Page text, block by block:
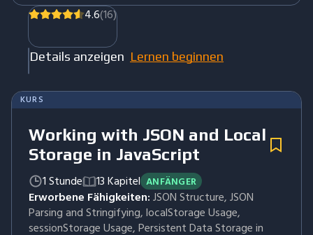
4.6(16)
Details anzeigen Lernen beginnen
KURS
Working with JSON and Local
Storage in JavaScript
1 Stunde 13 Kapitel ANFÄNGER
Erworbene Fähigkeiten:JSON Structure, JSON
Parsing and Stringifying, localStorage Usage,
sessionStorage Usage, Persistent Data Storage in